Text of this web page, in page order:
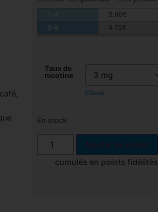
5.90€
5-8
4.72€
Taux de
nicotine
Effacer
En stock
Ajouter au panier
cumulés en points fidélités